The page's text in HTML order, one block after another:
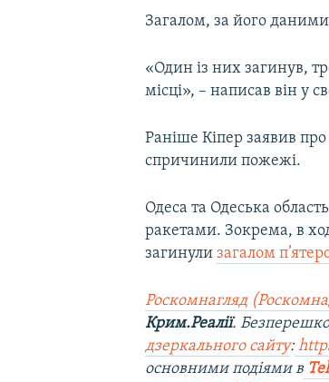
Загалом, за його
«Один із них загинув,
місці», – написав він у
Раніше Кіпер заявив
спричинили пожежі.
Одеса та Одеська
ракетами. Зокрема, в
загинулизагалом
Роскомнагляд
Крим.Реалії.
дзеркального сайту:
основними подіями в